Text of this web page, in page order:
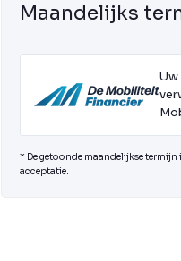
Maandelijks
* De getoonde maandelijkse
acceptatie.